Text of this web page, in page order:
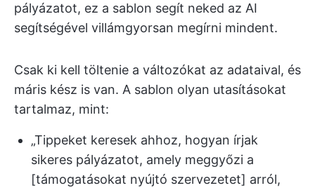
pályázatot, ez a sablon segít neked az AI
segítségével villámgyorsan megírni mindent.
Csak ki kell töltenie a változókat az adataival, és
máris kész is van. A sablon olyan utasításokat
tartalmaz, mint:
„Tippeket keresek ahhoz, hogyan írjak
sikeres pályázatot, amely meggyőzi a
[támogatásokat nyújtó szervezetet] arról,